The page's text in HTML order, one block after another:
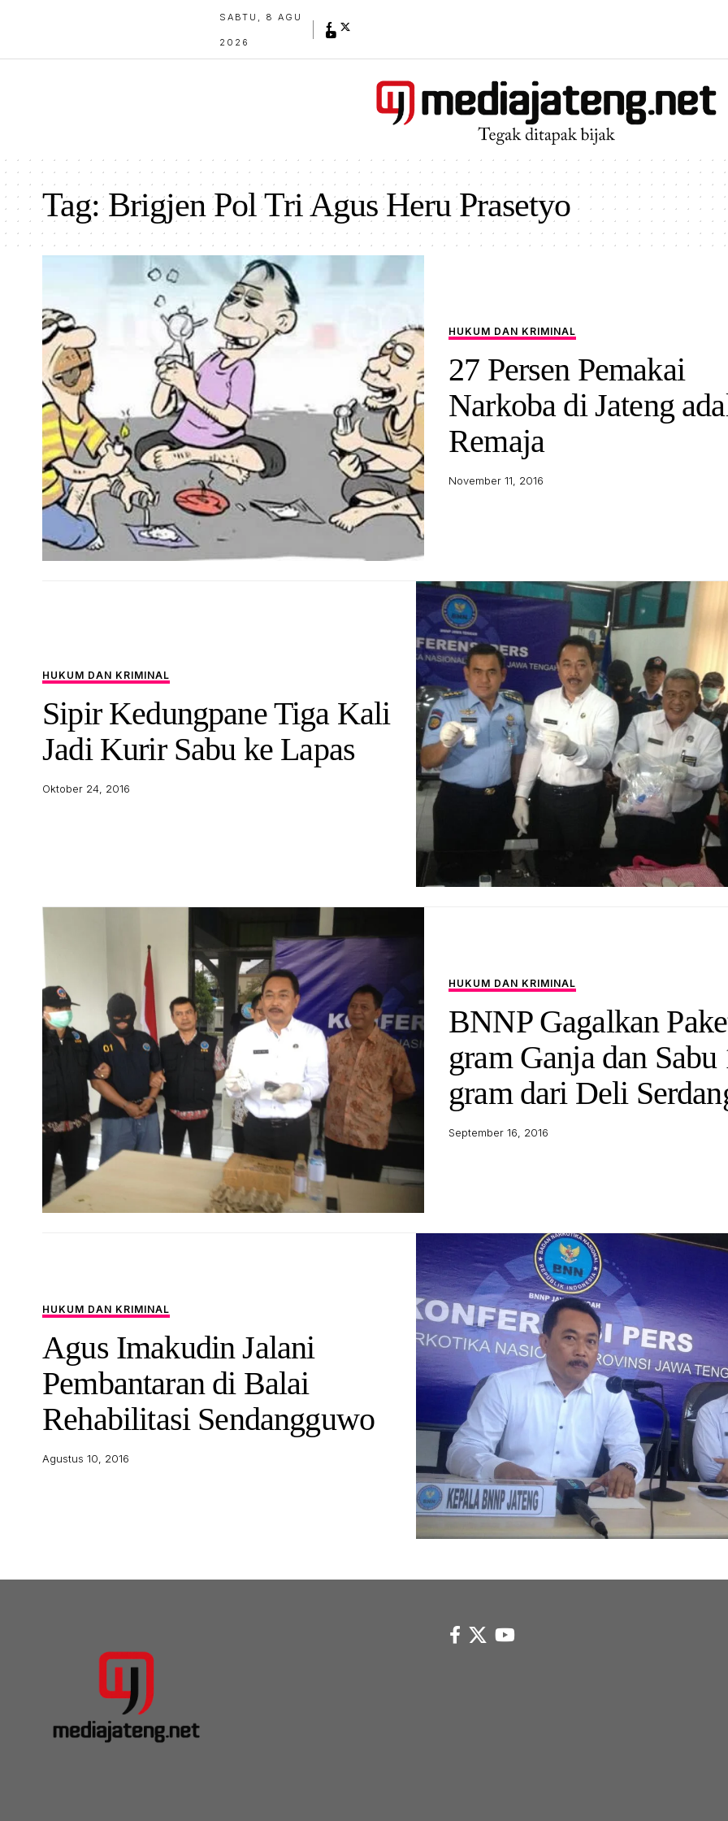
SABTU, 8 AGU
2026
Tag:Brigjen Pol Tri Agus Heru Prasetyo
HUKUM DAN KRIMINAL
27 Persen Pemakai
Narkoba di Jateng
Remaja
November 11, 2016
HUKUM DAN KRIMINAL
Sipir Kedungpane Tiga Kali
Jadi Kurir Sabu ke Lapas
Oktober 24, 2016
HUKUM DAN KRIMINAL
BNNP Gagalkan
gram Ganja dan Sabu
gram dari Deli
September 16, 2016
HUKUM DAN KRIMINAL
Agus Imakudin Jalani
Pembantaran di Balai
Rehabilitasi Sendangguwo
Agustus 10, 2016